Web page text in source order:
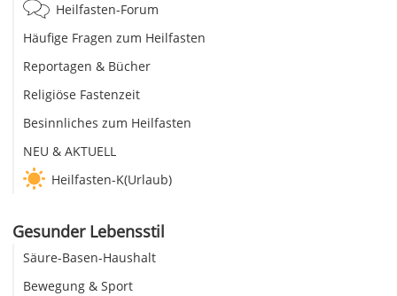
Heilfasten-Forum
Häufige Fragen zum Heilfasten
Reportagen & Bücher
Religiöse Fastenzeit
Besinnliches zum Heilfasten
NEU & AKTUELL
Heilfasten-K(Urlaub)
Gesunder Lebensstil
Säure-Basen-Haushalt
Bewegung & Sport